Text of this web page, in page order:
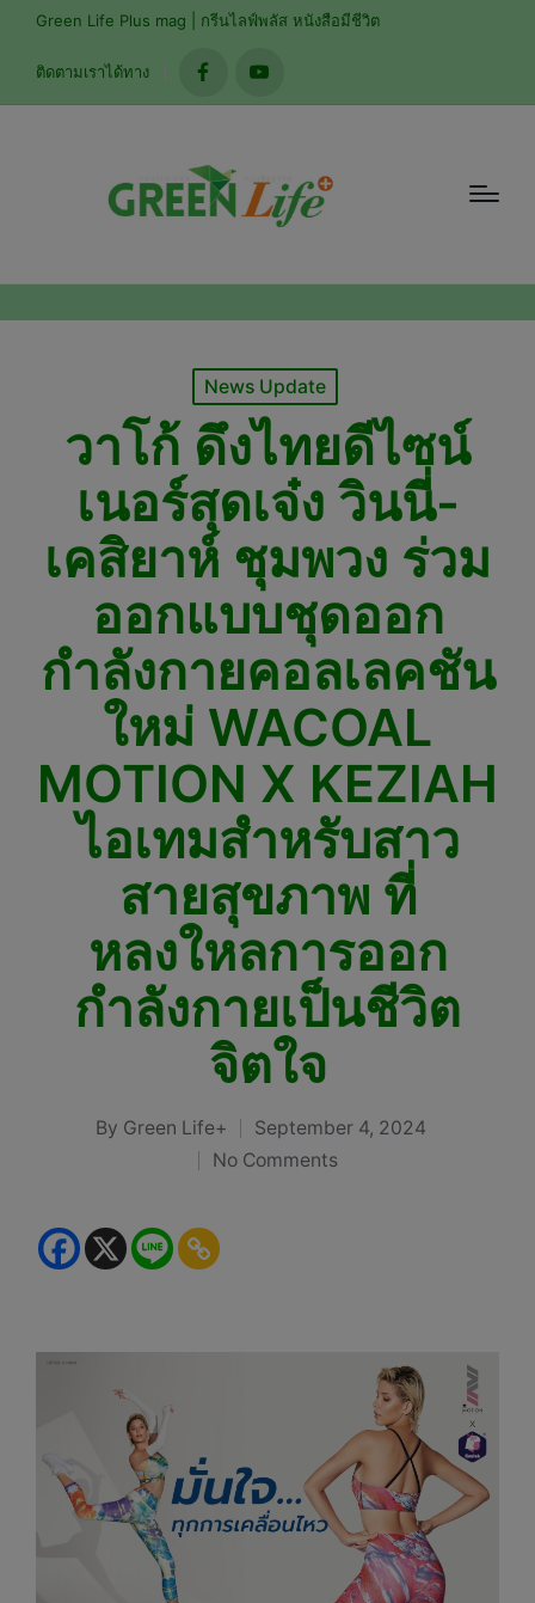
Green Life Plus mag | กรีนไลฟ์พลัส หนังสือมีชีวิต
ติดตามเราได้ทาง
facebookyoutube
Posted
News Update
วาโก้ ดึงไทยดีไซน์
เนอร์สุดเจ๋ง วินนี่-
เคสิยาห์ ชุมพวง ร่วม
ออกแบบชุดออก
กำลังกายคอลเลคชัน
ใหม่ WACOAL
MOTION X KEZIAH
ไอเทมสำหรับสาว
สายสุขภาพ ที่
หลงใหลการออก
กำลังกายเป็นชีวิต
จิตใจ
Posted
By Green Life+
September 4, 2024
No Comments
modal-check